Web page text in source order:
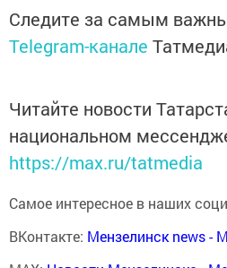
Следите за самым
Telegram-канале
Читайте новости
национальном
https://max.ru/tatmedia
Самое интересное в наших
ВКонтакте: Мензелинск news -